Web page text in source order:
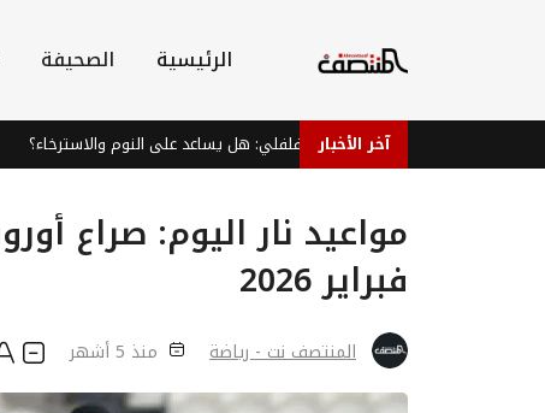
الرئيسية الصحيفة
آخر الأخبار
شاي النعناع الفلفلي: هل يساعد على النوم والاسترخاء؟
فبراير 2026
المنتصف نت - رياضة منذ 5 أشهر